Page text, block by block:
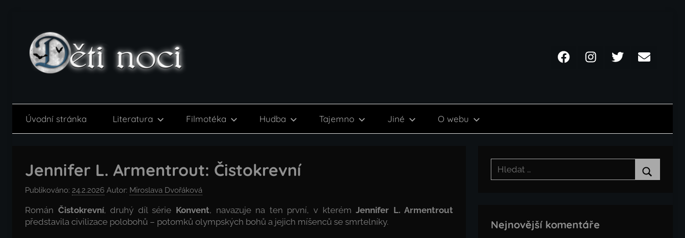
obsahu
noci
FacebookInstagramTwitterEmail
Úvodní stránka Literatura Filmotéka Hudba Tajemno Jiné O webu
Jennifer L. Armentrout: Čistokrevní
Publikováno: 24.2.2026 Autor: Miroslava Dvořáková
Román Čistokrevní, druhý díl série Konvent, navazuje na ten první, v kterémJennifer L. Armentrout
představila civilizace polobohů – potomků olympských bohů a jejich míšenců se smrtelníky.
Hledat:
Nejnovější komentáře